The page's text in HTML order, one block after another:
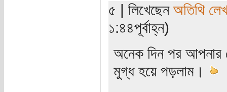
৫ | লিখেছেন অতিথি
১:৪৪পূর্বাহ্ন)
অনেক দিন পর আপনার
মুগ্ধ হয়ে পড়লাম।